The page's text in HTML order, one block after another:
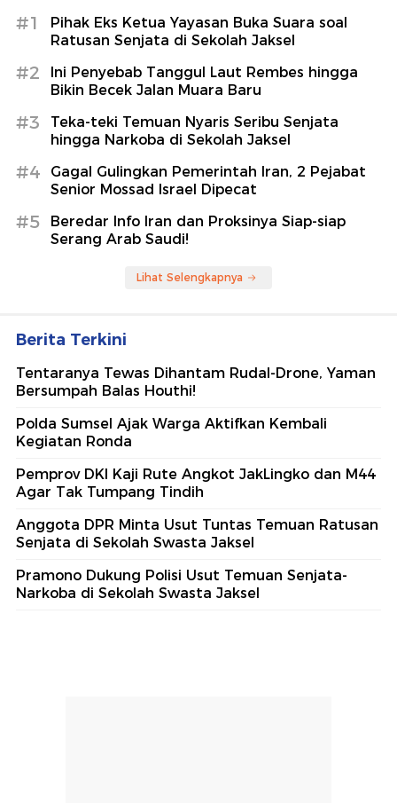
#1
Pihak Eks Ketua Yayasan Buka Suara soal
Ratusan Senjata di Sekolah Jaksel
#2
Ini Penyebab Tanggul Laut Rembes hingga
Bikin Becek Jalan Muara Baru
#3
Teka-teki Temuan Nyaris Seribu Senjata
hingga Narkoba di Sekolah Jaksel
#4
Gagal Gulingkan Pemerintah Iran, 2 Pejabat
Senior Mossad Israel Dipecat
#5
Beredar Info Iran dan Proksinya Siap-siap
Serang Arab Saudi!
Lihat Selengkapnya
Berita Terkini
Tentaranya Tewas Dihantam Rudal-Drone, Yaman
Bersumpah Balas Houthi!
Polda Sumsel Ajak Warga Aktifkan Kembali
Kegiatan Ronda
Pemprov DKI Kaji Rute Angkot JakLingko dan M44
Agar Tak Tumpang Tindih
Anggota DPR Minta Usut Tuntas Temuan Ratusan
Senjata di Sekolah Swasta Jaksel
Pramono Dukung Polisi Usut Temuan Senjata-
Narkoba di Sekolah Swasta Jaksel